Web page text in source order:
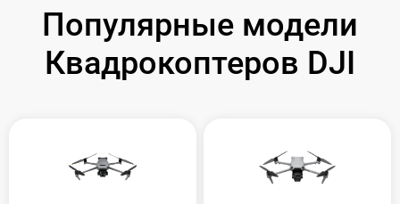
Популярные модели
Квадрокоптеров DJI